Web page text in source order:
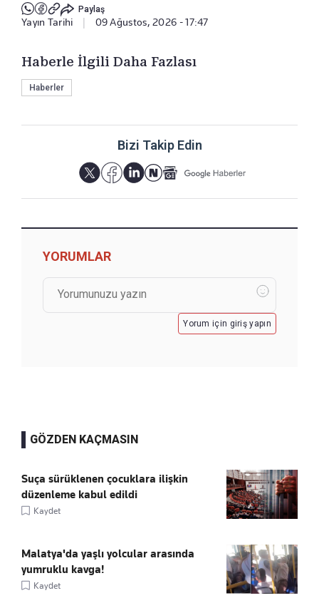
Paylaş
Yayın Tarihi 09 Ağustos, 2026 - 17:47
Haberle İlgili Daha Fazlası
Haberler
Bizi Takip Edin
YORUMLAR
Yorum için giriş yapın
GÖZDEN KAÇMASIN
Suça sürüklenen çocuklara ilişkin
düzenleme kabul edildi
Kaydet
Malatya'da yaşlı yolcular arasında
yumruklu kavga!
Kaydet